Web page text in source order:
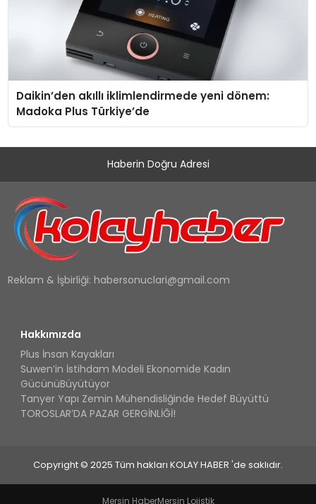
Daikin’den akıllı iklimlendirmede yeni dönem:
Madoka Plus Türkiye’de
Haberin Doğru Adresi
Reklam & İşbirliği: habersonuclari@gmail.com
Hakkımızda
Plus İnsan Kayakları
Suwen’in İstihdam Modeli Ekonomide Kadın
GücünüBüyütüyor
Tanyer Yapı Zemin Mühendisliğinde Hedef Büyüttü
TOROSLAR’DA PAZAR GERGİNLİĞİ!
Copyright © 2025 Tüm hakları KOLAY HABER 'de saklıdır.
Mersin HaberMersin Lojistik